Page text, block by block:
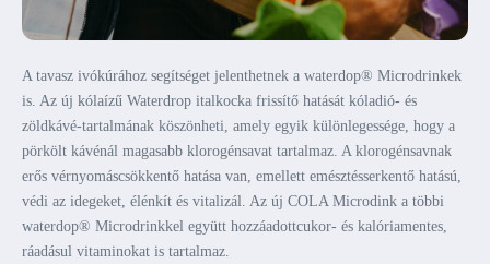
A tavasz ivókúrához segítséget jelenthetnek a waterdop® Microdrinkek
is. Az új kólaízű Waterdrop italkocka frissítő hatását kóladió- és
zöldkávé-tartalmának köszönheti, amely egyik különlegessége, hogy a
pörkölt kávénál magasabb klorogénsavat tartalmaz. A klorogénsavnak
erős vérnyomáscsökkentő hatása van, emellett emésztésserkentő hatású,
védi az idegeket, élénkít és vitalizál. Az új COLA Microdink a többi
waterdop® Microdrinkkel együtt hozzáadottcukor- és kalóriamentes,
ráadásul vitaminokat is tartalmaz.